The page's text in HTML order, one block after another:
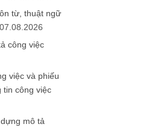
từ, thuật ngữ
07.08.2026
công việc
việc và phiếu
tin công việc
mô tả